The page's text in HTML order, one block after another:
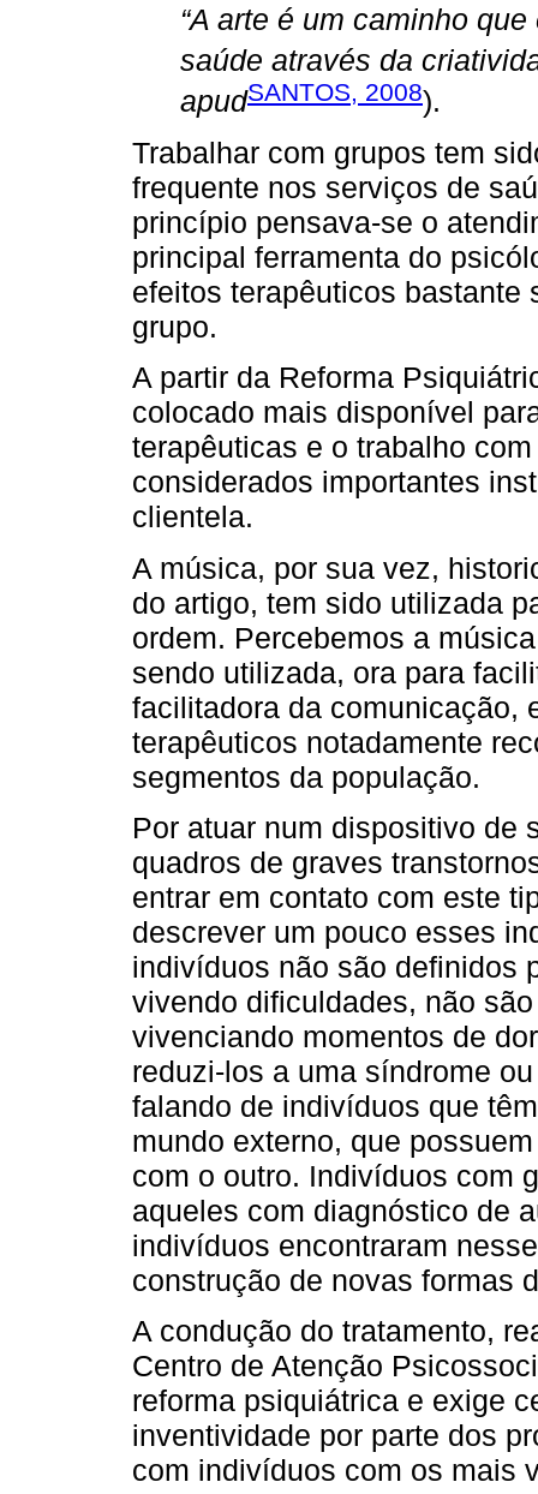
“A arte é um caminho
saúde através da
apudSANTOS, 2008).
Trabalhar com grupos tem
frequente nos serviços de
princípio pensava-se o
principal ferramenta do
efeitos terapêuticos bastante
grupo.
A partir da Reforma
colocado mais disponível
terapêuticas e o trabalho
considerados importantes
clientela.
A música, por sua vez,
do artigo, tem sido utilizada
ordem. Percebemos a
sendo utilizada, ora para
facilitadora da comunicação,
terapêuticos notadamente
segmentos da população.
Por atuar num dispositivo de
quadros de graves
entrar em contato com este
descrever um pouco esses
indivíduos não são definidos
vivendo dificuldades, não
vivenciando momentos de
reduzi-los a uma síndrome
falando de indivíduos que
mundo externo, que
com o outro. Indivíduos com
aqueles com diagnóstico de
indivíduos encontraram
construção de novas formas
A condução do tratamento,
Centro de Atenção
reforma psiquiátrica e exige
inventividade por parte dos
com indivíduos com os mais